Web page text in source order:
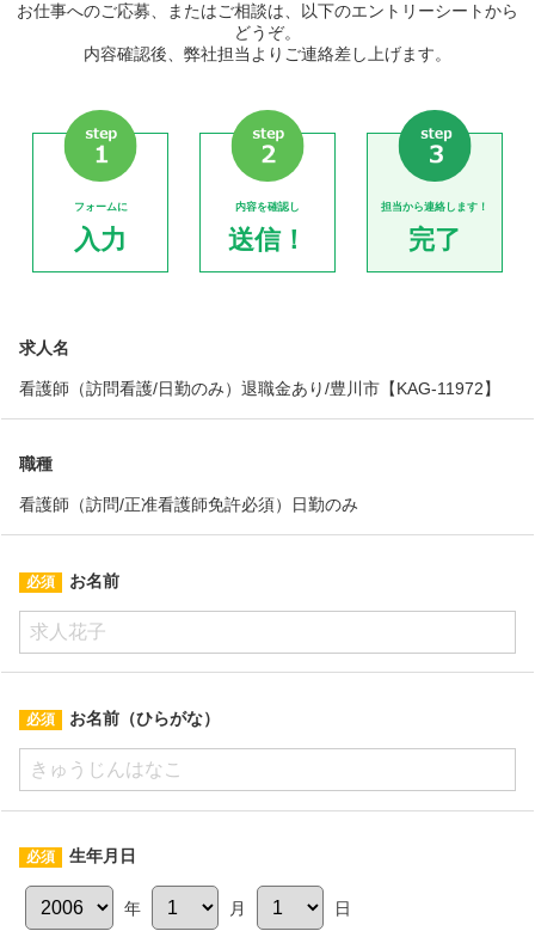
お仕事へのご応募、またはご相談は、以下のエントリーシートから
どうぞ。
内容確認後、弊社担当よりご連絡差し上げます。
フォームに
入力
内容を確認し
送信！
担当から連絡します！
完了
求人名
看護師（訪問看護/日勤のみ）退職金あり/豊川市【KAG-11972】
職種
看護師（訪問/正准看護師免許必須）日勤のみ
お名前
お名前（ひらがな）
生年月日
年 月 日